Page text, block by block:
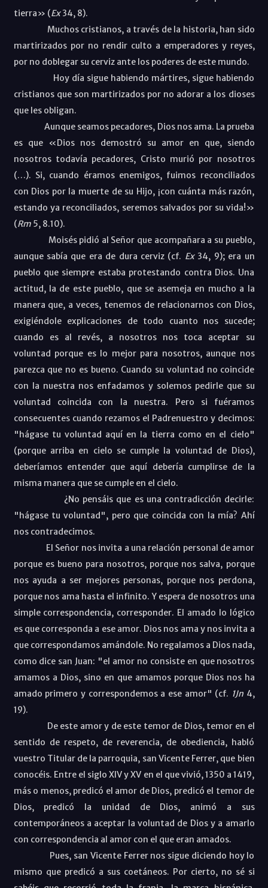
tierra» (Ex34, 8).
Muchos cristianos, a través de la historia, han sido
martirizados por no rendir culto a emperadores y reyes,
por no doblegar su cerviz ante los poderes de este mundo.
Hoy día sigue habiendo mártires, sigue habiendo
cristianos que son martirizados por no adorar a los dioses
que les obligan.
Aunque seamos pecadores, Dios nos ama. La prueba
es que «Dios nos demostró su amor en que, siendo
nosotros todavía pecadores, Cristo murió por nosotros
(…). Si, cuando éramos enemigos, fuimos reconciliados
con Dios por la muerte de su Hijo, ¡con cuánta más razón,
estando ya reconciliados, seremos salvados por su vida!»
(Rm5, 8.10).
Moisés pidió al Señor que acompañara a su pueblo,
aunque sabía que era de dura cerviz (cf. Ex34, 9); era un
pueblo que siempre estaba protestando contra Dios. Una
actitud, la de este pueblo, que se asemeja en mucho a la
manera que, a veces, tenemos de relacionarnos con Dios,
exigiéndole explicaciones de todo cuanto nos sucede;
cuando es al revés, a nosotros nos toca aceptar su
voluntad porque es lo mejor para nosotros, aunque nos
parezca que no es bueno. Cuando su voluntad no coincide
con la nuestra nos enfadamos y solemos pedirle que su
voluntad coincida con la nuestra. Pero si fuéramos
consecuentes cuando rezamos el Padrenuestro y decimos:
"hágase tu voluntad aquí en la tierra como en el cielo"
(porque arriba en cielo se cumple la voluntad de Dios),
deberíamos entender que aquí debería cumplirse de la
misma manera que se cumple en el cielo.
¿No pensáis que es una contradicción decirle:
"hágase tu voluntad", pero que coincida con la mía? Ahí
nos contradecimos.
El Señor nos invita a una relación personal de amor
porque es bueno para nosotros, porque nos salva, porque
nos ayuda a ser mejores personas, porque nos perdona,
porque nos ama hasta el infinito. Y espera de nosotros una
simple correspondencia, corresponder. El amado lo lógico
es que corresponda a ese amor. Dios nos ama y nos invita a
que correspondamos amándole. No regalamos a Dios nada,
como dice san Juan: "el amor no consiste en que nosotros
amamos a Dios, sino en que amamos porque Dios nos ha
amado primero y correspondemos a ese amor" (cf. 1Jn4,
19).
De este amor y de este temor de Dios, temor en el
sentido de respeto, de reverencia, de obediencia, habló
vuestro Titular de la parroquia, san Vicente Ferrer, que bien
conocéis. Entre el siglo XIV y XV en el que vivió, 1350 a 1419,
más o menos, predicó el amor de Dios, predicó el temor de
Dios, predicó la unidad de Dios, animó a sus
contemporáneos a aceptar la voluntad de Dios y a amarlo
con correspondencia al amor con el que eran amados.
Pues, san Vicente Ferrer nos sigue diciendo hoy lo
mismo que predicó a sus coetáneos. Por cierto, no sé si